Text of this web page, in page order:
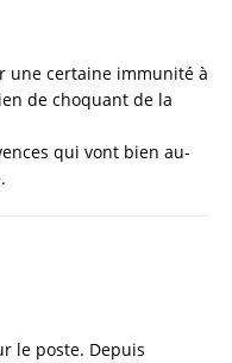
une certaine immunité à
de choquant de la
qui vont bien au-
le poste. Depuis